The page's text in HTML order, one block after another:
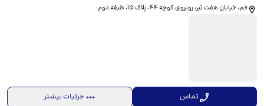
قم، خیابان هفت تیر، روبروی کوچه 44، پلاک 15، طبقه دوم
تماس جزئیات بیشتر